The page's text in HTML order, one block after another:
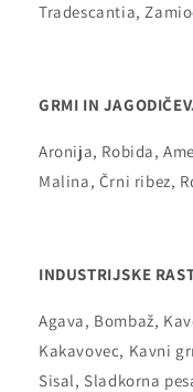
Tradescantia,
GRMI IN
Aronija, Robida,
Malina, Črni ribez,
INDUSTRIJSKE
Agava, Bombaž,
Kakavovec, Kavni
Sisal, Sladkorna